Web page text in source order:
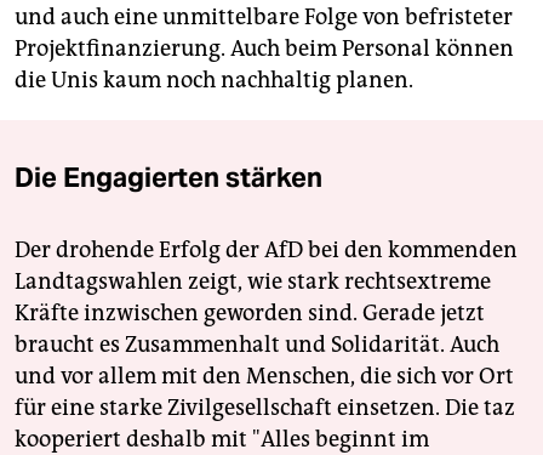
und auch eine unmittelbare Folge von befristeter
Projektfinanzierung. Auch beim Personal können
die Unis kaum noch nachhaltig planen.
Die Engagierten stärken
Der drohende Erfolg der AfD bei den kommenden
Landtagswahlen zeigt, wie stark rechtsextreme
Kräfte inzwischen geworden sind. Gerade jetzt
braucht es Zusammenhalt und Solidarität. Auch
und vor allem mit den Menschen, die sich vor Ort
für eine starke Zivilgesellschaft einsetzen. Die taz
kooperiert deshalb mit "Alles beginnt im